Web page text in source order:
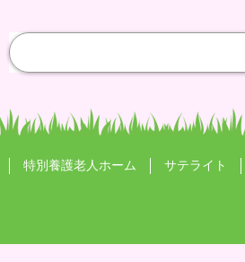
特別養護老人ホーム サテライト